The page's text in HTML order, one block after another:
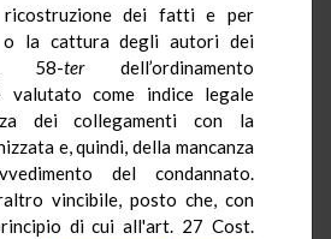
dei fatti e per
o la cattura degli autori dei
58-terdell’ordinamento
valutato come indice legale
dei collegamenti con la
e, quindi, della mancanza
del condannato.
vincibile, posto che, con
di cui all'art. 27 Cost.